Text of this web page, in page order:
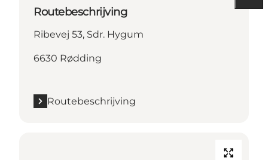
Routebeschrijving
Ribevej 53, Sdr. Hygum
6630 Rødding
Routebeschrijving